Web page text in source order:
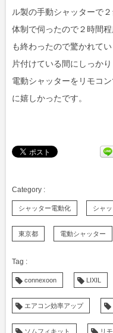
ル製の手動シャッターで
体制で伺ったので２時間
も終わったので驚かれて
片付けている間にしっか
電動シャッターをリモコ
に嬉しかったです。
シャッター電動化 シャ
東京都 電動シャッター
connexoon LIXIL
エアコン効率アップ
ソムフィキット リ